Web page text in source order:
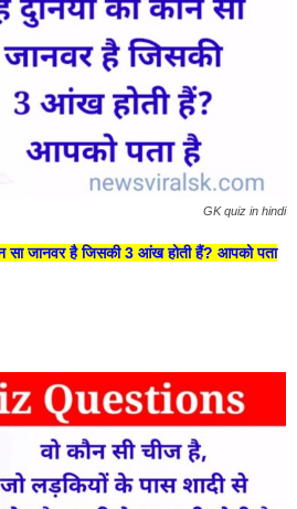
GK quiz in hindi
सा जानवर है जिसकी 3 आंख होती हैं? आपको पता